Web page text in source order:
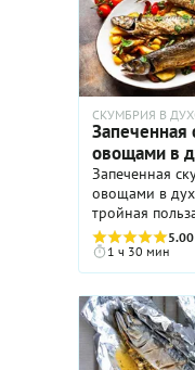
СКУМБРИЯ В
Запеченная
овощами в
Запеченная
овощами в
тройная
запекание в
из самых
способов
еды. Во-
скумбрия
доставку в
незаменимых
5.00
1 ч 30 мин